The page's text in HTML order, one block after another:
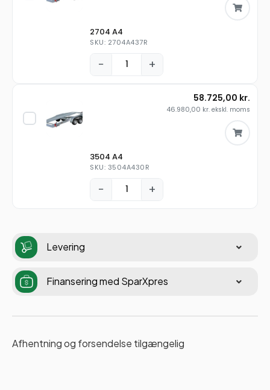
2704 A4
SKU: 2704A437R
− +
3504 A4
SKU: 3504A430R
− +
58.725,00 kr.
46.980,00 kr. ekskl. moms
Levering
Finansering med SparXpres
Afhentning og forsendelse tilgængelig